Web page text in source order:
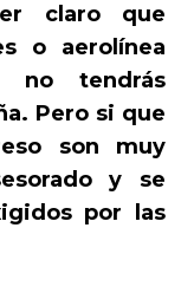
claro que
o aerolínea
no tendrás
Pero si que
son muy
y se
por las